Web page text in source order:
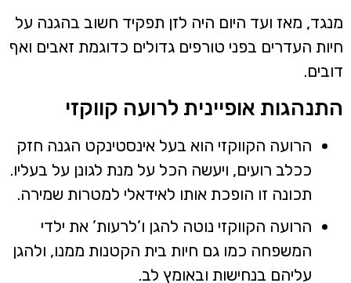
מאז ועד היום היה לזן תפקיד חשוב בהגנה על
העדרים בפני טורפים גדולים כדוגמת זאבים ואף
אופיינית לרועה קווקזי
הרועה הקווקזי הוא בעל אינסטינקט הגנה חזק
ככלב רועים, ויעשה הכל על מנת לגונן על בעליו.
תכונה זו הופכת אותו לאידאלי למטרות שמירה.
הרועה הקווקזי נוטה להגן ו’לרעות’ את ילדי
המשפחה כמו גם חיות בית הקטנות ממנו, ולהגן
עליהם בנחישות ובאומץ לב.